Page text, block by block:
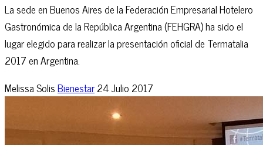
La sede en Buenos Aires de la Federación Empresarial Hotelero
Gastronómica de la República Argentina (FEHGRA) ha sido el
lugar elegido para realizar la presentación oficial de Termatalia
2017 en Argentina.
Melissa SolisBienestar24 Julio 2017